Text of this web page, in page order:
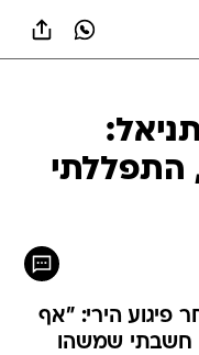
התפללתי
פיגוע הירי: "אף
חשבתי שמשהו